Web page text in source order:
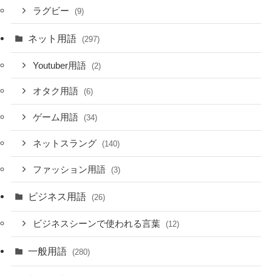
ラグビー (9)
ネット用語 (297)
Youtuber用語 (2)
オタク用語 (6)
ゲーム用語 (34)
ネットスラング (140)
ファッション用語 (3)
ビジネス用語 (26)
ビジネスシーンで使われる言葉 (12)
一般用語 (280)